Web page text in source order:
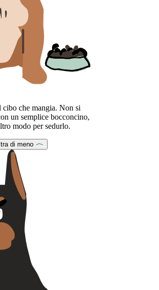
che mangia. Non si
un semplice bocconcino,
modo per sedurlo.
di meno